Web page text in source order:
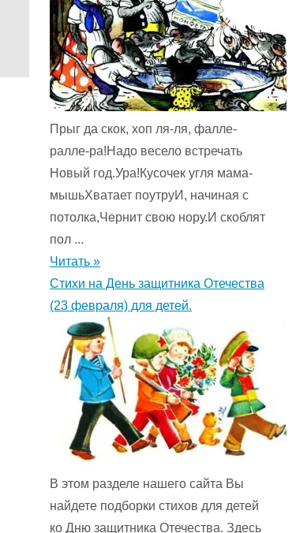
Прыг да скок, хоп ля-ля, фалле-
ралле-ра!Надо весело встречать
Новый год.Ура!Кусочек угля мама-
мышьХватает поутруИ, начиная с
потолка,Чернит свою нору.И скоблят
пол ...
Читать »
Стихи на День защитника Отечества
(23 февраля) для детей.
В этом разделе нашего сайта Вы
найдете подборки стихов для детей
ко Дню защитника Отечества. Здесь